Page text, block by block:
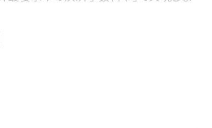
間を軽減する専用サイトは無料利用
一気に解決します。非接触のお買い物
与します。
ト: 「Payoss (ペイオス)」